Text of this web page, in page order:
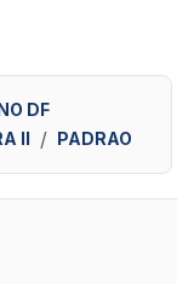
DF
II PADRAO